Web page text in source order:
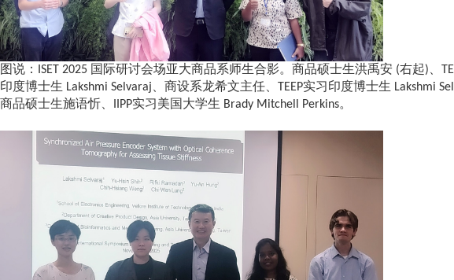
图说：ISET 2025 国际研讨会场亚大商品系师生合影。商品硕士生洪禹安 (右起)、
印度博士生 Lakshmi Selvaraj、商设系龙希文主任、TEEP实习印度博士生 Lakshmi
商品硕士生施语忻、IIPP实习美国大学生 Brady Mitchell Perkins。